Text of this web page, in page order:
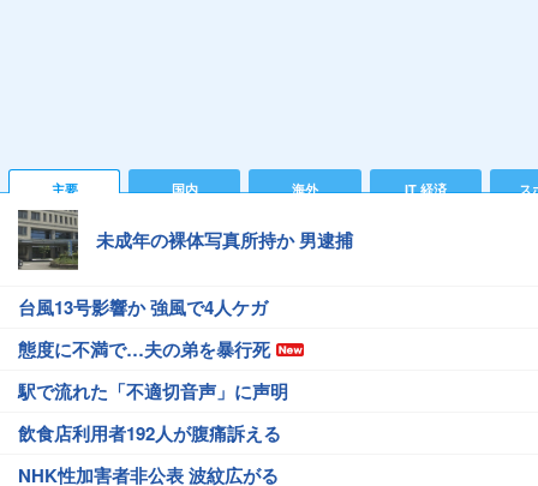
主要 国内 海外 IT 経済 ス
未成年の裸体写真所持か 男逮捕
台風13号影響か 強風で4人ケガ
態度に不満で…夫の弟を暴行死
駅で流れた「不適切音声」に声明
飲食店利用者192人が腹痛訴える
NHK性加害者非公表 波紋広がる